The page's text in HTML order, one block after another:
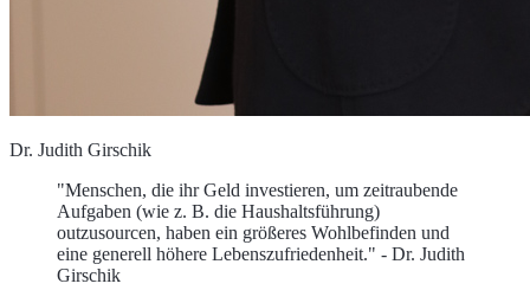
Dr. Judith Girschik
"Menschen, die ihr Geld investieren, um zeitraubende
Aufgaben (wie z. B. die Haushaltsführung)
outzusourcen, haben ein größeres Wohlbefinden und
eine generell höhere Lebenszufriedenheit." - Dr. Judith
Girschik